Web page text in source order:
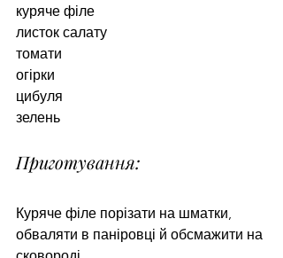
куряче філе
листок салату
томати
огірки
цибуля
зелень
Приготування:
Куряче філе порізати на шматки,
обваляти в паніровці й обсмажити на